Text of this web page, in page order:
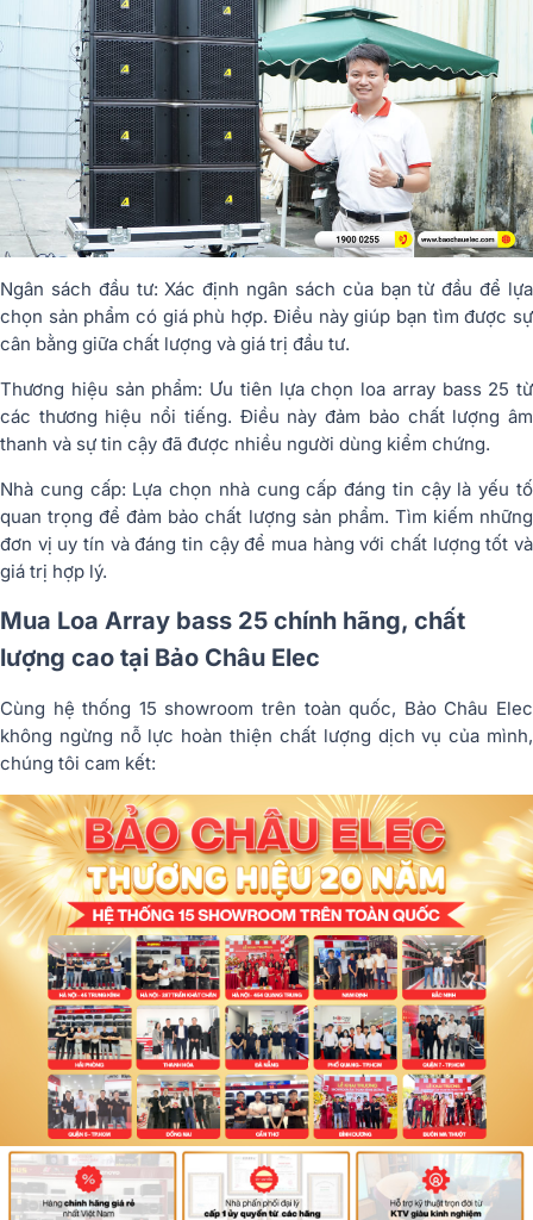
Ngân sách đầu tư: Xác định ngân sách của bạn từ đầu để lựa
chọn sản phẩm có giá phù hợp. Điều này giúp bạn tìm được sự
cân bằng giữa chất lượng và giá trị đầu tư.
Thương hiệu sản phẩm: Ưu tiên lựa chọn loa array bass 25 từ
các thương hiệu nổi tiếng. Điều này đảm bảo chất lượng âm
thanh và sự tin cậy đã được nhiều người dùng kiểm chứng.
Nhà cung cấp: Lựa chọn nhà cung cấp đáng tin cậy là yếu tố
quan trọng để đảm bảo chất lượng sản phẩm. Tìm kiếm những
đơn vị uy tín và đáng tin cậy để mua hàng với chất lượng tốt và
giá trị hợp lý.
Mua Loa Array bass 25 chính hãng, chất
lượng cao tại Bảo Châu Elec
Cùng hệ thống 15 showroom trên toàn quốc, Bảo Châu Elec
không ngừng nỗ lực hoàn thiện chất lượng dịch vụ của mình,
chúng tôi cam kết: